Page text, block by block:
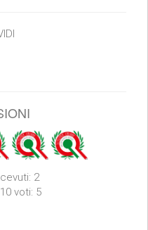
2
voti: 5